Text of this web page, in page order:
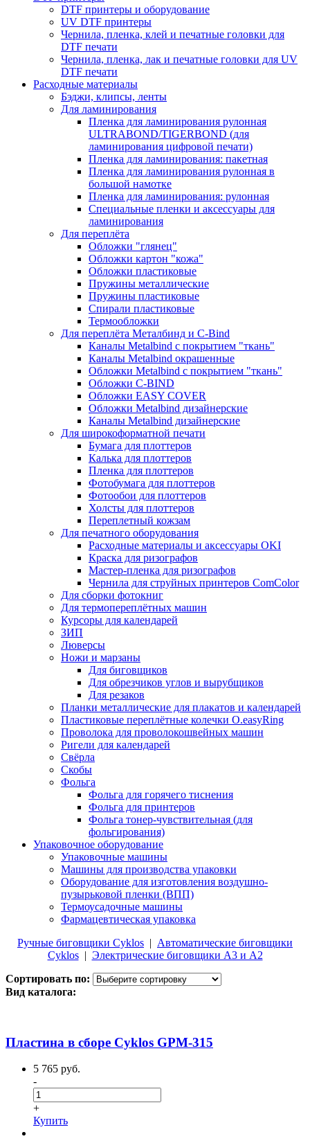
DTF принтеры и оборудование
UV DTF принтеры
Чернила, пленка, клей и печатные головки для
DTF печати
Чернила, пленка, лак и печатные головки для UV
DTF печати
Расходные материалы
Бэджи, клипсы, ленты
Для ламинирования
Пленка для ламинирования рулонная
ULTRABOND/TIGERBOND (для
ламинирования цифровой печати)
Пленка для ламинирования: пакетная
Пленка для ламинирования рулонная в
большой намотке
Пленка для ламинирования: рулонная
Специальные пленки и аксессуары для
ламинирования
Для переплёта
Обложки "глянец"
Обложки картон "кожа"
Обложки пластиковые
Пружины металлические
Пружины пластиковые
Спирали пластиковые
Термообложки
Для переплёта Металбинд и C-Bind
Каналы Metalbind с покрытием "ткань"
Каналы Metalbind окрашенные
Обложки Metalbind с покрытием "ткань"
Обложки C-BIND
Обложки EASY COVER
Обложки Metalbind дизайнерские
Каналы Metalbind дизайнерские
Для широкоформатной печати
Бумага для плоттеров
Калька для плоттеров
Пленка для плоттеров
Фотобумага для плоттеров
Фотообои для плоттеров
Холсты для плоттеров
Переплетный кожзам
Для печатного оборудования
Расходные материалы и аксессуары OKI
Краска для ризографов
Мастер-пленка для ризографов
Чернила для струйных принтеров ComColor
Для сборки фотокниг
Для термопереплётных машин
Курсоры для календарей
ЗИП
Люверсы
Ножи и марзаны
Для биговщиков
Для обрезчиков углов и вырубщиков
Для резаков
Планки металлические для плакатов и календарей
Пластиковые переплётные колечки O.easyRing
Проволока для проволокошвейных машин
Ригели для календарей
Свёрла
Скобы
Фольга
Фольга для горячего тиснения
Фольга для принтеров
Фольга тонер-чувствительная (для
фольгирования)
Упаковочное оборудование
Упаковочные машины
Машины для производства упаковки
Оборудование для изготовления воздушно-
пузырьковой пленки (ВПП)
Термоусадочные машины
Фармацевтическая упаковка
Ручные биговщики Cyklos | Автоматические биговщики
Cyklos| Электрические биговщики А3 и А2
Сортировать по:
Вид каталога:
Пластина в сборе Cyklos GPM-315
5 765 руб.
-
+
Купить